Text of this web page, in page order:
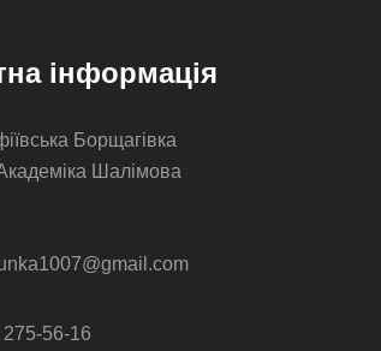
інформація
Борщагівка
Шалімова
275-56-16